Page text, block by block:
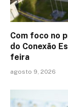
Com foco no
do Conexão
feira
agosto 9, 2026